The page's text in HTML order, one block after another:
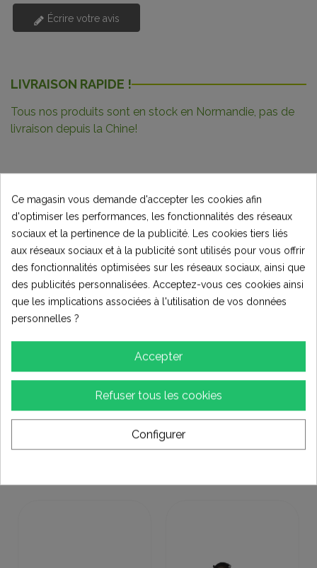
Écrire votre avis
LIVRAISON RAPIDE !
Tous nos produits sont en stock en Normandie, pas de
livraison depuis la Chine!
Description
Détails du produit
Commentaires (0)
PNEU DIRT BIKE 10 POUCES PROFIL ROUTE
TUBELESS
Valves Shrader TR412 pour utilisation Tubeless à
commander séparément.
Ce magasin vous demande d'accepter les cookies afin
d'optimiser les performances, les fonctionnalités des réseaux
sociaux et la pertinence de la publicité. Les cookies tiers liés
aux réseaux sociaux et à la publicité sont utilisés pour vous offrir
des fonctionnalités optimisées sur les réseaux sociaux, ainsi que
des publicités personnalisées. Acceptez-vous ces cookies ainsi
que les implications associées à l'utilisation de vos données
personnelles ?
Accepter
Refuser tous les cookies
Configurer